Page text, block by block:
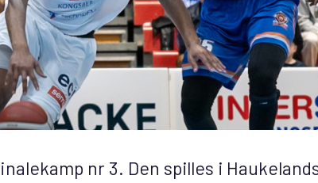
nr 3. Den spilles i